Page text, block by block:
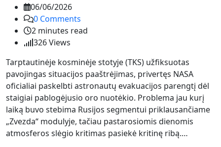
06/06/2026
0 Comments
2 minutes read
326Views
Tarptautinėje kosminėje stotyje (TKS) užfiksuotas
pavojingas situacijos paaštrėjimas, privertęs NASA
oficialiai paskelbti astronautų evakuacijos parengtį dėl
staigiai pablogėjusio oro nuotėkio. Problema jau kurį
laiką buvo stebima Rusijos segmentui priklausančiame
„Zvezda“ modulyje, tačiau pastarosiomis dienomis
atmosferos slėgio kritimas pasiekė kritinę ribą.…